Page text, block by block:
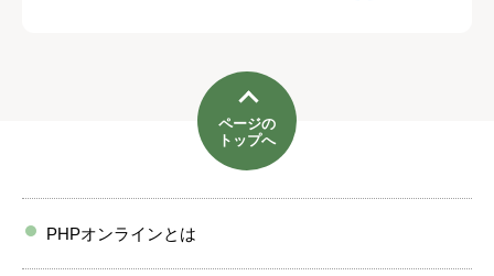
ページの
トップへ
PHPオンラインとは